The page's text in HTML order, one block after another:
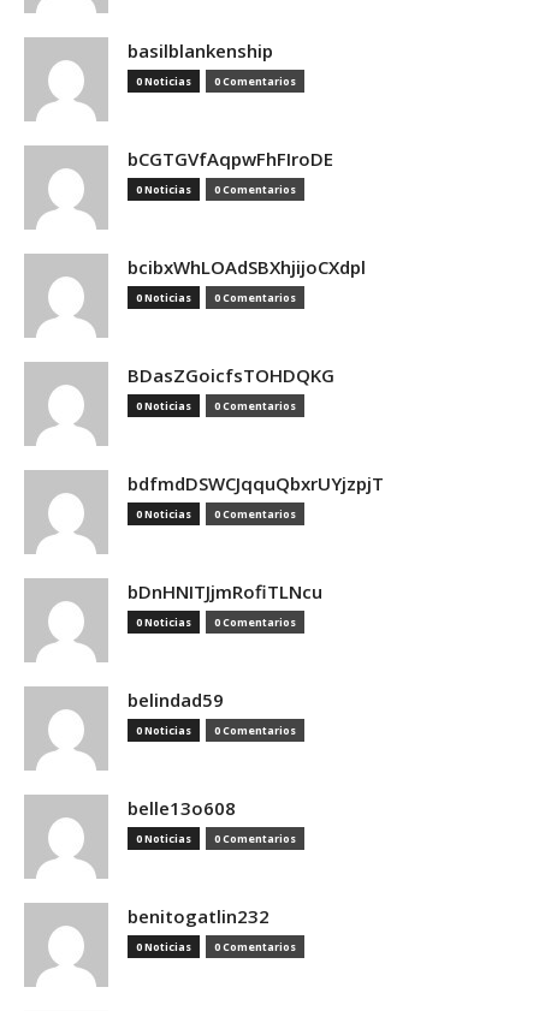
basilblankenship
0 Noticias 0 Comentarios
bCGTGVfAqpwFhFIroDE
0 Noticias 0 Comentarios
bcibxWhLOAdSBXhjijoCXdpl
0 Noticias 0 Comentarios
BDasZGoicfsTOHDQKG
0 Noticias 0 Comentarios
bdfmdDSWCJqquQbxrUYjzpjT
0 Noticias 0 Comentarios
bDnHNITJjmRofiTLNcu
0 Noticias 0 Comentarios
belindad59
0 Noticias 0 Comentarios
belle13o608
0 Noticias 0 Comentarios
benitogatlin232
0 Noticias 0 Comentarios